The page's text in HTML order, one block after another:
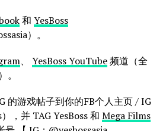
和 YesBoss
）。
、 YesBoss YouTube频道（全
的游戏帖子到你的FB个人主页 / IG
，并 TAG YesBoss 和 Mega Films